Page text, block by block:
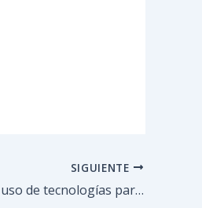
SIGUIENTE
TITULO: Fraija: Vamos a fortalecer el uso de tecnologías para la seguridad de los funcionarios y de los ciudadanos